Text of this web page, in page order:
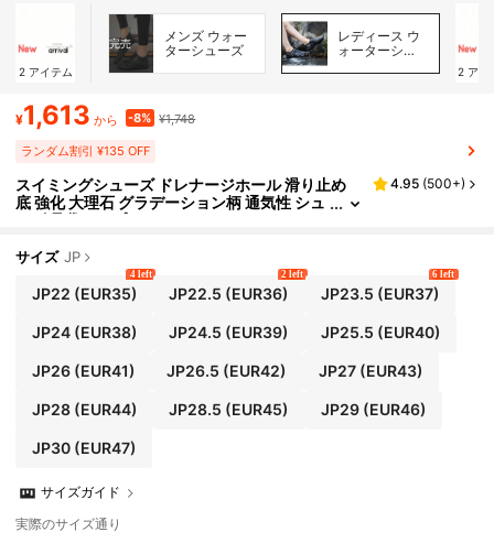
2 アイテム
完売
メンズ ウォー
ターシューズ
レディース ウ
ォーターシュ
2 アイ
¥1,613 から -8% ¥1,748
ランダム割引 ¥135 OFF
スイミングシューズ ドレナージホール 滑り止め
底 強化 大理石 グラデーション柄 通気性 シュ
ーズ 足袋タイプ
4.95 (500+)
サイズ JP
JP22 (EUR35)
4 left
JP22.5 (EUR36)
2 left
JP23.5 (EUR37)
6 left
JP24(EUR38) JP24.5 (EUR39) JP25.5 (EUR40)
JP26(EUR41) JP26.5 (EUR42) JP27(EUR43)
JP28(EUR44) JP28.5 (EUR45) JP29(EUR46)
JP30(EUR47)
サイズガイド
実際のサイズ通り